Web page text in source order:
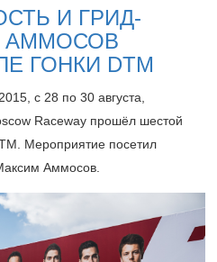
И ГРИД-
АММОСОВ
ГОНКИ DTM
с 28 по 30 августа,
Raceway прошёл шестой
Мероприятие посетил
Аммосов.